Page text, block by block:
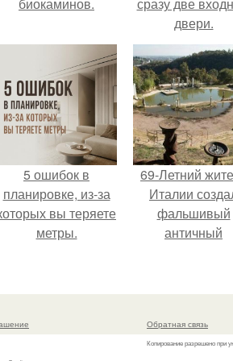
двери.
5 ошибок в
планировке, из-за
вы теряете
метры.
69-Летний
Италии
фальшивый
античный
успешно
историческое
наследие.
Обратная связь
Копирование разрешено при